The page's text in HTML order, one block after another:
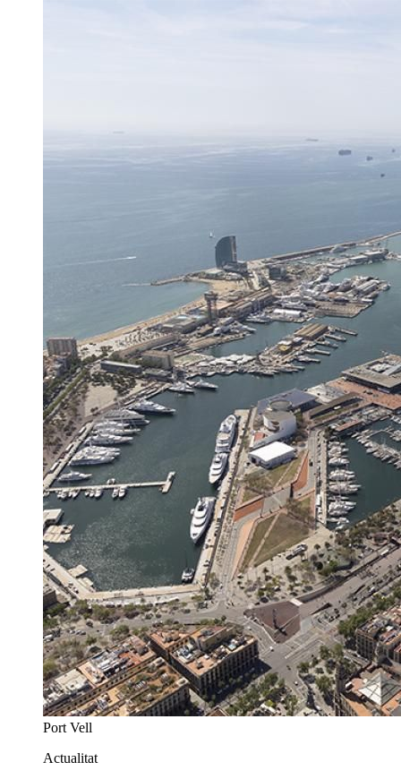
Port Vell
Actualitat